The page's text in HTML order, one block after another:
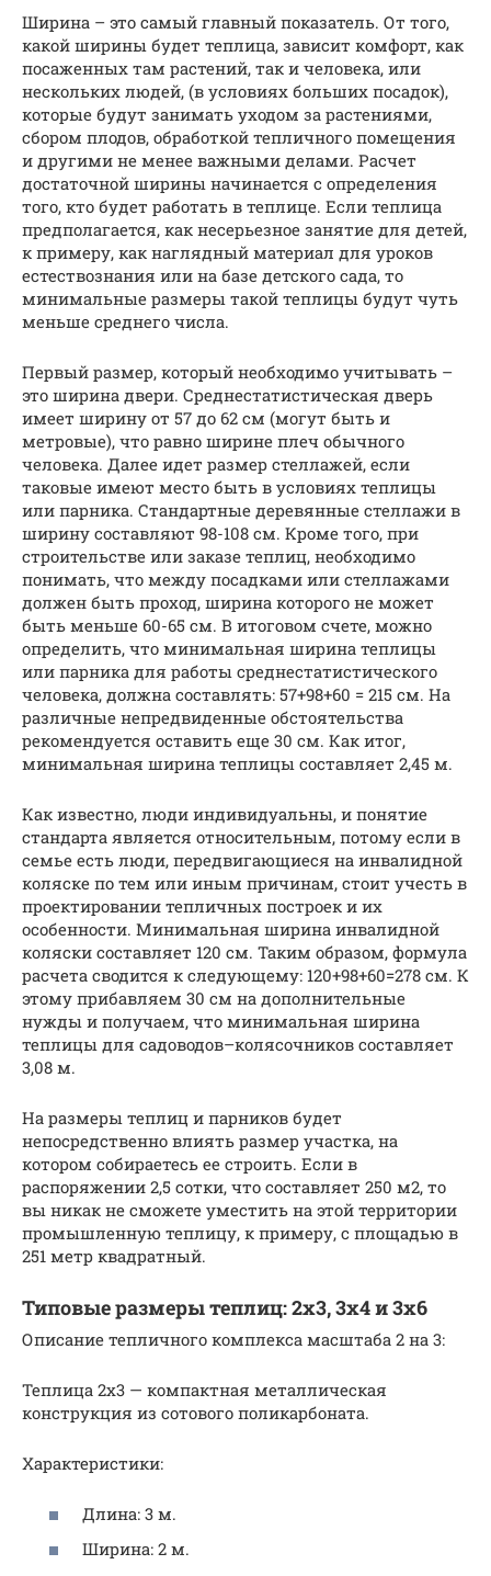
Ширина – это самый главный показатель. От того,
какой ширины будет теплица, зависит комфорт, как
посаженных там растений, так и человека, или
нескольких людей, (в условиях больших посадок),
которые будут занимать уходом за растениями,
сбором плодов, обработкой тепличного помещения
и другими не менее важными делами. Расчет
достаточной ширины начинается с определения
того, кто будет работать в теплице. Если теплица
предполагается, как несерьезное занятие для детей,
к примеру, как наглядный материал для уроков
естествознания или на базе детского сада, то
минимальные размеры такой теплицы будут чуть
меньше среднего числа.
Первый размер, который необходимо учитывать –
это ширина двери. Среднестатистическая дверь
имеет ширину от 57 до 62 см (могут быть и
метровые), что равно ширине плеч обычного
человека. Далее идет размер стеллажей, если
таковые имеют место быть в условиях теплицы
или парника. Стандартные деревянные стеллажи в
ширину составляют 98-108 см. Кроме того, при
строительстве или заказе теплиц, необходимо
понимать, что между посадками или стеллажами
должен быть проход, ширина которого не может
быть меньше 60-65 см. В итоговом счете, можно
определить, что минимальная ширина теплицы
или парника для работы среднестатистического
человека, должна составлять: 57+98+60 = 215 см. На
различные непредвиденные обстоятельства
рекомендуется оставить еще 30 см. Как итог,
минимальная ширина теплицы составляет 2,45 м.
Как известно, люди индивидуальны, и понятие
стандарта является относительным, потому если в
семье есть люди, передвигающиеся на инвалидной
коляске по тем или иным причинам, стоит учесть в
проектировании тепличных построек и их
особенности. Минимальная ширина инвалидной
коляски составляет 120 см. Таким образом, формула
расчета сводится к следующему: 120+98+60=278 см. К
этому прибавляем 30 см на дополнительные
нужды и получаем, что минимальная ширина
теплицы для садоводов–колясочников составляет
3,08 м.
На размеры теплиц и парников будет
непосредственно влиять размер участка, на
котором собираетесь ее строить. Если в
распоряжении 2,5 сотки, что составляет 250 м2, то
вы никак не сможете уместить на этой территории
промышленную теплицу, к примеру, с площадью в
251 метр квадратный.
Типовые размеры теплиц: 2х3, 3х4 и 3х6
Описание тепличного комплекса масштаба 2 на 3:
Теплица 2х3 — компактная металлическая
конструкция из сотового поликарбоната.
Характеристики:
Длина: 3 м.
Ширина: 2 м.